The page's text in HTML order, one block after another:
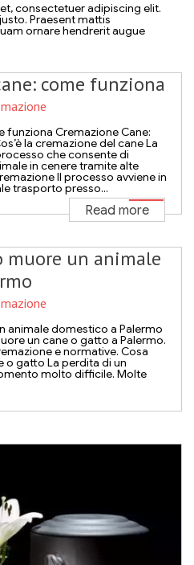
consectetuer adipiscing elit.
Praesent mattis
ornare hendrerit augue
come funziona
funziona Cremazione Cane:
la cremazione del cane La
che consente di
in cenere tramite alte
Il processo avviene in
trasporto presso...
Read more
muore un animale
animale domestico a Palermo
un cane o gatto a Palermo.
e normative. Cosa
o gatto La perdita di un
molto difficile. Molte